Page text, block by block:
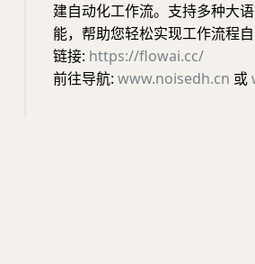
建自动化工作流。支持多种大
能，帮助您轻松实现工作流程自
链接: https://flowai.cc/
前往导航: www.noisedh.cn 或